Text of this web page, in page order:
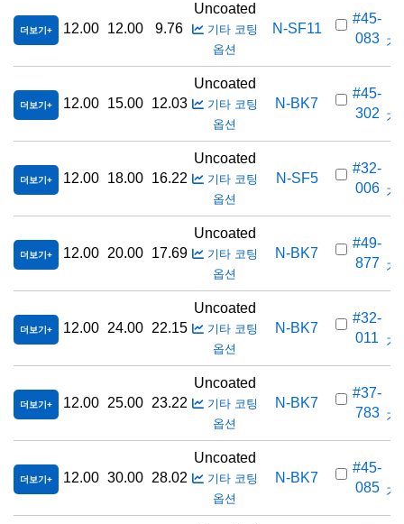
더보기 12.00 12.00 9.76
Uncoated
기타 코팅
옵션
N-SF11
#45-
083 가
더보기 12.00 15.00 12.03
Uncoated
기타 코팅
옵션
N-BK7
#45-
302 가
더보기 12.00 18.00 16.22
Uncoated
기타 코팅
옵션
N-SF5
#32-
006 가
더보기 12.00 20.00 17.69
Uncoated
기타 코팅
옵션
N-BK7
#49-
877 가
더보기 12.00 24.00 22.15
Uncoated
기타 코팅
옵션
N-BK7
#32-
011
가
더보기 12.00 25.00 23.22
Uncoated
기타 코팅
옵션
N-BK7
#37-
783 가
더보기 12.00 30.00 28.02
Uncoated
기타 코팅
옵션
N-BK7
#45-
085 가